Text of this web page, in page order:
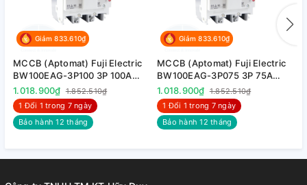
1.2. Diễn giải mã hàng
Giảm 833.610₫
MCCB (Aptomat) Fuji Electric
BW100EAG-3P100 3P 100A
10kA
1.018.900₫ 1.852.510₫
1 Đổi 1 trong 7 ngày
Bảo hành 12 tháng
Giảm 833.610₫
MCCB (Aptomat) Fuji Electric
BW100EAG-3P075 3P 75A
10kA
1.018.900₫ 1.852.510₫
1 Đổi 1 trong 7 ngày
Bảo hành 12 tháng